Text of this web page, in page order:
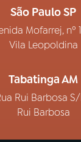
São Paulo SP
Mofarrej, nº
Vila Leopoldina
Tabatinga AM
Rui Barbosa S/
Rui Barbosa